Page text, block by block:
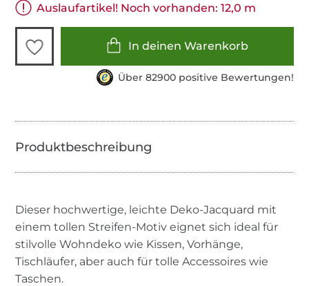
Auslaufartikel! Noch vorhanden: 12,0 m
In deinen Warenkorb
Über 82900 positive Bewertungen!
Dieser hochwertige, leichte Deko-Jacquard mit
einem tollen Streifen-Motiv eignet sich ideal für
stilvolle Wohndeko wie Kissen, Vorhänge,
Tischläufer, aber auch für tolle Accessoires wie
Taschen.